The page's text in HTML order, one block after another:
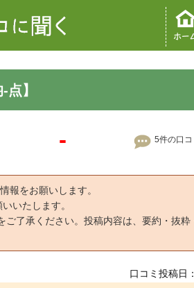
】
- 5件の口コ
報をお願いします。
いたします。
了承ください。投稿内容は、要約・抜粋
口コミ投稿日